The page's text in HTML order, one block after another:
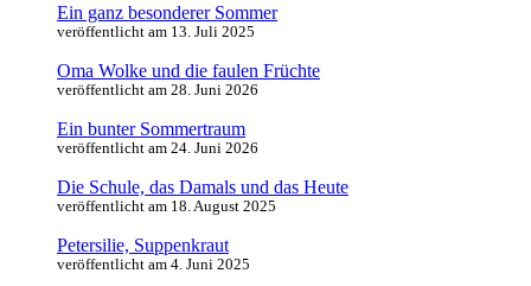
Ein ganz besonderer Sommer
veröffentlicht am 13. Juli 2025
Oma Wolke und die faulen Früchte
veröffentlicht am 28. Juni 2026
Ein bunter Sommertraum
veröffentlicht am 24. Juni 2026
Die Schule, das Damals und das Heute
veröffentlicht am 18. August 2025
Petersilie, Suppenkraut
veröffentlicht am 4. Juni 2025